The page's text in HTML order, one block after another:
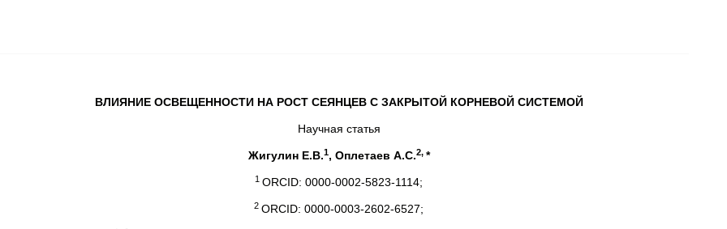
ВЛИЯНИЕ ОСВЕЩЕННОСТИ НА РОСТ СЕЯНЦЕВ С ЗАКРЫТОЙ КОРНЕВОЙ СИСТЕМОЙ
Научная статья
Жигулин Е.В.1, Оплетаев А.С.2, *
1 ORCID: 0000-0002-5823-1114;
2 ORCID: 0000-0003-2602-6527;